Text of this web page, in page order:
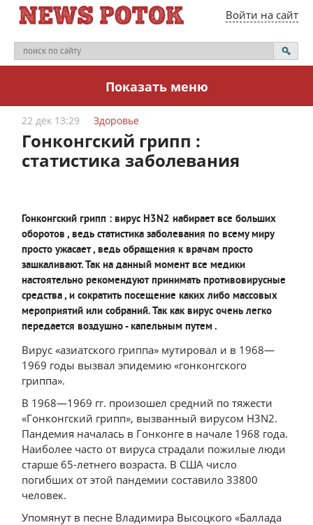
Войти на сайт
Показать меню
22 дек 13:29 Здоровье
Гонконгский грипп :
статистика заболевания
Гонконгский грипп : вирус H3N2 набирает все больших
оборотов , ведь статистика заболевания по всему миру
просто ужасает , ведь обращения к врачам просто
зашкаливают. Так на данный момент все медики
настоятельно рекомендуют принимать противовирусные
средства , и сократить посещение каких либо массовых
мероприятий или собраний. Так как вирус очень легко
передается воздушно - капельным путем .
Вирус «азиатского гриппа» мутировал и в 1968—
1969 годы вызвал эпидемию «гонконгского
гриппа».
В 1968—1969 гг. произошел средний по тяжести
«Гонконгский грипп», вызванный вирусом H3N2.
Пандемия началась в Гонконге в начале 1968 года.
Наиболее часто от вируса страдали пожилые люди
старше 65-летнего возраста. В США число
погибших от этой пандемии составило 33800
человек.
Упомянут в песне Владимира Высоцкого «Баллада